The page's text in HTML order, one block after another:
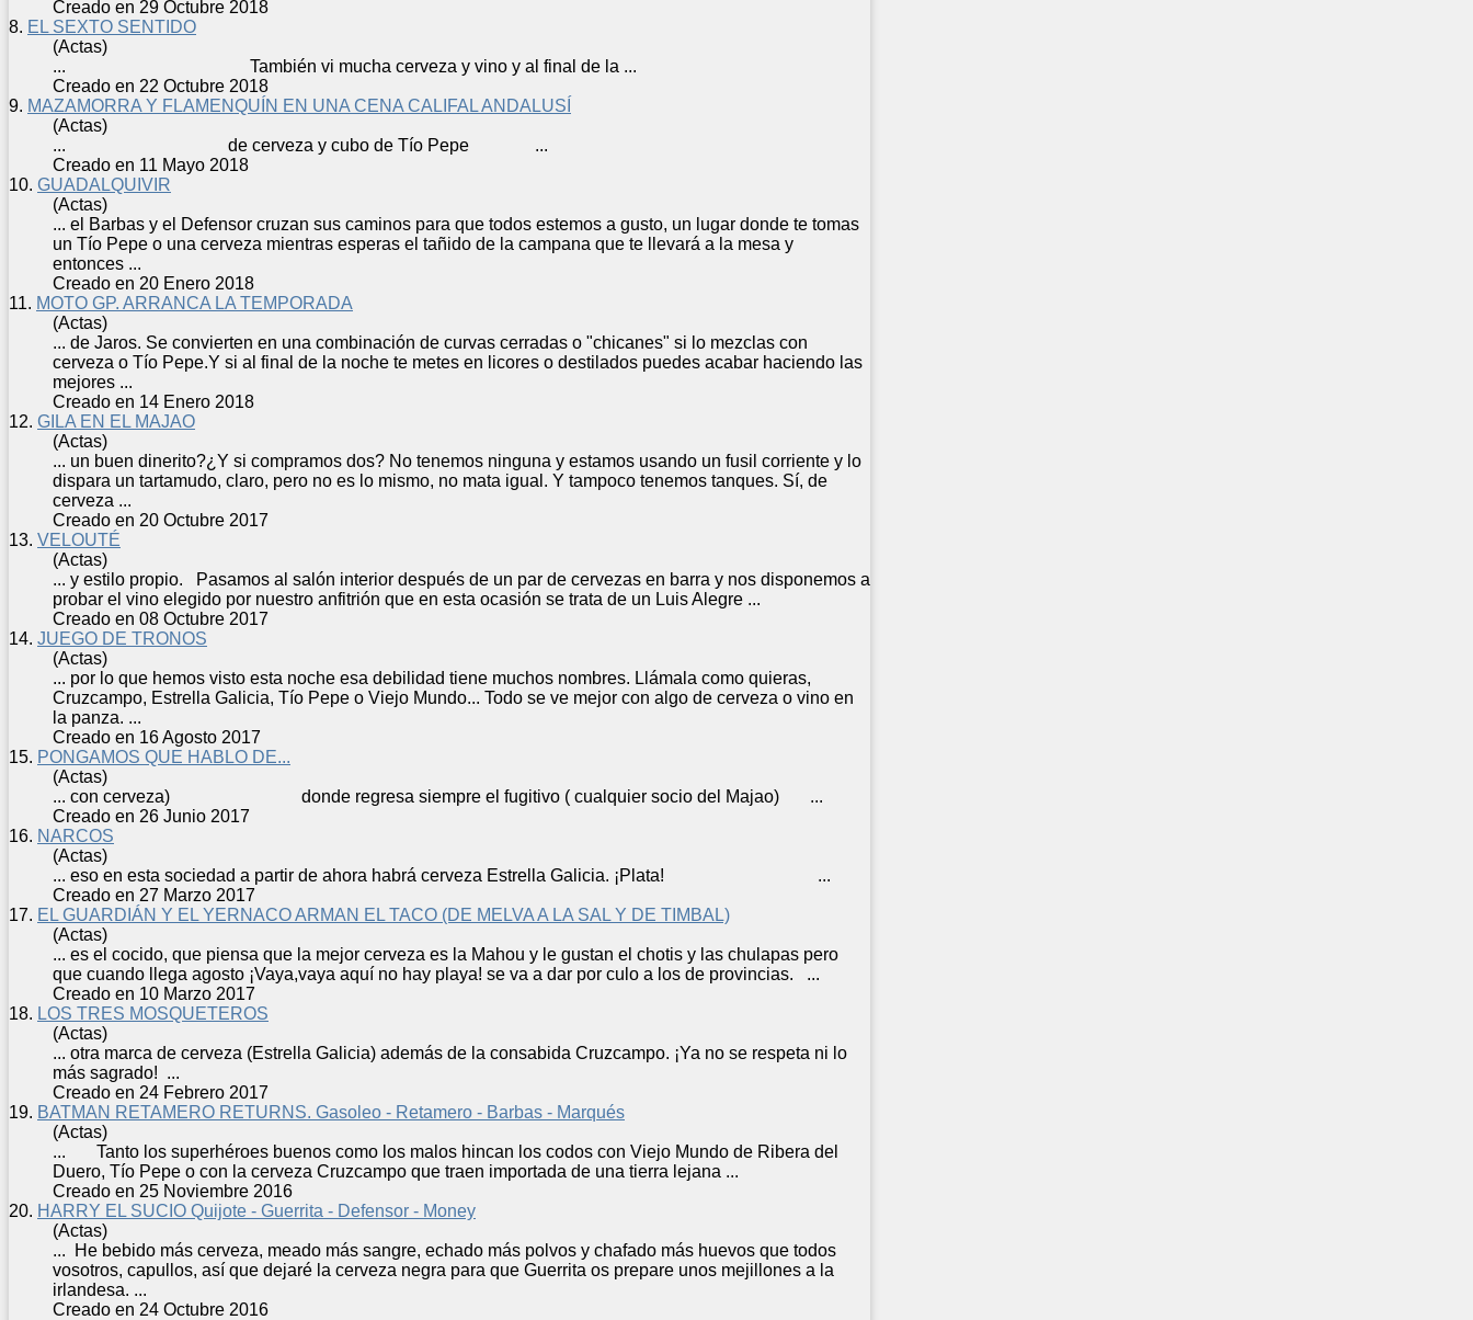
Creado en 29 Octubre 2018
8. EL SEXTO SENTIDO
(Actas)
... También vi mucha cerveza y vino y al final de la ...
Creado en 22 Octubre 2018
9. MAZAMORRA Y FLAMENQUÍN EN UNA CENA CALIFAL ANDALUSÍ
(Actas)
... de cerveza y cubo de Tío Pepe ...
Creado en 11 Mayo 2018
10. GUADALQUIVIR
(Actas)
... el Barbas y el Defensor cruzan sus caminos para que todos estemos a gusto, un lugar donde te tomas
un Tío Pepe o una cerveza mientras esperas el tañido de la campana que te llevará a la mesa y
entonces ...
Creado en 20 Enero 2018
11. MOTO GP. ARRANCA LA TEMPORADA
(Actas)
... de Jaros. Se convierten en una combinación de curvas cerradas o "chicanes" si lo mezclas con
cerveza o Tío Pepe.Y si al final de la noche te metes en licores o destilados puedes acabar haciendo las
mejores ...
Creado en 14 Enero 2018
12. GILA EN EL MAJAO
(Actas)
... un buen dinerito?¿Y si compramos dos? No tenemos ninguna y estamos usando un fusil corriente y lo
dispara un tartamudo, claro, pero no es lo mismo, no mata igual. Y tampoco tenemos tanques. Sí, de
cerveza ...
Creado en 20 Octubre 2017
13. VELOUTÉ
(Actas)
... y estilo propio. Pasamos al salón interior después de un par de cervezas en barra y nos disponemos a
probar el vino elegido por nuestro anfitrión que en esta ocasión se trata de un Luis Alegre ...
Creado en 08 Octubre 2017
14. JUEGO DE TRONOS
(Actas)
... por lo que hemos visto esta noche esa debilidad tiene muchos nombres. Llámala como quieras,
Cruzcampo, Estrella Galicia, Tío Pepe o Viejo Mundo... Todo se ve mejor con algo de cerveza o vino en
la panza. ...
Creado en 16 Agosto 2017
15. PONGAMOS QUE HABLO DE...
(Actas)
... con cerveza) donde regresa siempre el fugitivo ( cualquier socio del Majao) ...
Creado en 26 Junio 2017
16. NARCOS
(Actas)
... eso en esta sociedad a partir de ahora habrá cerveza Estrella Galicia. ¡Plata! ...
Creado en 27 Marzo 2017
17. EL GUARDIÁN Y EL YERNACO ARMAN EL TACO (DE MELVA A LA SAL Y DE TIMBAL)
(Actas)
... es el cocido, que piensa que la mejor cerveza es la Mahou y le gustan el chotis y las chulapas pero
que cuando llega agosto ¡Vaya,vaya aquí no hay playa! se va a dar por culo a los de provincias. ...
Creado en 10 Marzo 2017
18. LOS TRES MOSQUETEROS
(Actas)
... otra marca de cerveza (Estrella Galicia) además de la consabida Cruzcampo. ¡Ya no se respeta ni lo
más sagrado! ...
Creado en 24 Febrero 2017
19. BATMAN RETAMERO RETURNS. Gasoleo - Retamero - Barbas - Marqués
(Actas)
... Tanto los superhéroes buenos como los malos hincan los codos con Viejo Mundo de Ribera del
Duero, Tío Pepe o con la cerveza Cruzcampo que traen importada de una tierra lejana ...
Creado en 25 Noviembre 2016
20. HARRY EL SUCIO Quijote - Guerrita - Defensor - Money
(Actas)
... He bebido más cerveza, meado más sangre, echado más polvos y chafado más huevos que todos
vosotros, capullos, así que dejaré la cerveza negra para que Guerrita os prepare unos mejillones a la
irlandesa. ...
Creado en 24 Octubre 2016